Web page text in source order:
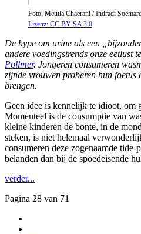
Foto: Meutia Chaerani / Indradi
Lizenz: CC BY-SA 3.0
De hype om urine als een
andere voedingstrends onze eetlust
Pollmer. Jongeren consumeren
zijnde vrouwen proberen hun foetus
brengen.
Geen idee is kennelijk te idioot, om
Momenteel is de consumptie van
kleine kinderen de bonte, in de
steken, is niet helemaal
consumeren deze zogenaamde
belanden dan bij de spoedeisende
verder...
Pagina 28 van 71